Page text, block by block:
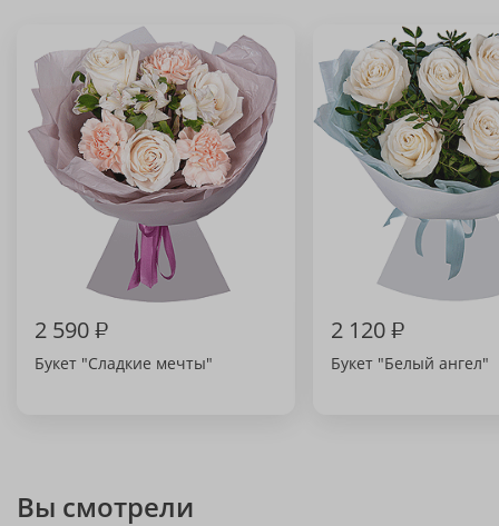
2 590₽
Букет "Сладкие мечты"
2 120₽
Букет "Белый ангел"
Вы смотрели